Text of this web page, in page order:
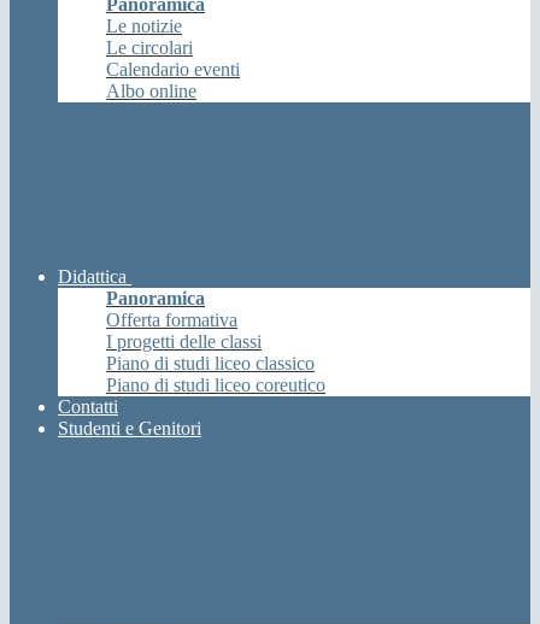
Panoramica
Le notizie
Le circolari
Calendario eventi
Albo online
Didattica
Panoramica
Offerta formativa
I progetti delle classi
Piano di studi liceo classico
Piano di studi liceo coreutico
Contatti
Studenti e Genitori